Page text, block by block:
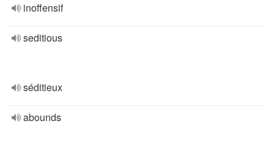
inoffensif
seditious
séditieux
abounds